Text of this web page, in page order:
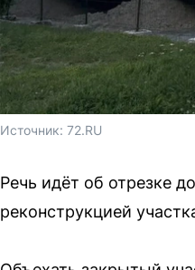
Источник: 72.RU
Речь идёт об отрезке
реконструкцией